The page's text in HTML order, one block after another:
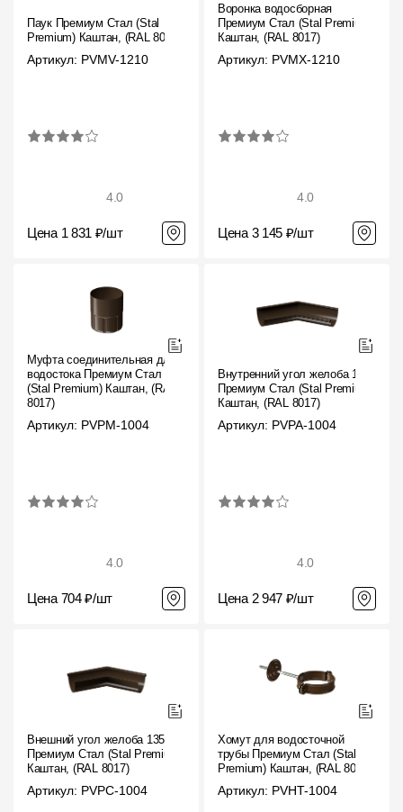
Паук Премиум Стал (Stal
Premium) Каштан, (RAL 8017)
Артикул: PVMV-1210
4.0
Цена 1 831 ₽/шт
Воронка водосборная
Премиум Стал (Stal Premium)
Каштан, (RAL 8017)
Артикул: PVMX-1210
4.0
Цена 3 145 ₽/шт
Муфта соединительная для
водостока Премиум Стал
(Stal Premium) Каштан, (RAL
8017)
Артикул: PVPM-1004
4.0
Цена 704 ₽/шт
Внутренний угол желоба 135˚
Премиум Стал (Stal Premium)
Каштан, (RAL 8017)
Артикул: PVPA-1004
4.0
Цена 2 947 ₽/шт
Внешний угол желоба 135˚
Премиум Стал (Stal Premium)
Каштан, (RAL 8017)
Артикул: PVPC-1004
Хомут для водосточной
трубы Премиум Стал (Stal
Premium) Каштан, (RAL 8017)
Артикул: PVHT-1004